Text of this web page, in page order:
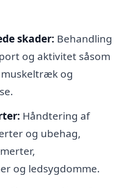
skader: Behandling
og aktivitet såsom
og
Håndtering af
og ubehag,
og ledsygdomme.